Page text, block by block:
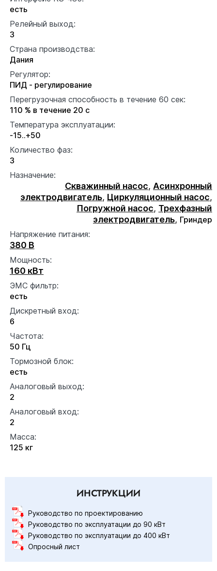
есть
Релейный выход:
3
Страна производства:
Дания
Регулятор:
ПИД - регулирование
Перегрузочная способность в течение 60 сек:
110 % в течение 20 с
Температура эксплуатации:
-15..+50
Количество фаз:
3
Назначение:
Скважинный насос, Асинхронный
электродвигатель, Циркуляционный насос,
Погружной насос, Трехфазный
электродвигатель, Гриндер
Напряжение питания:
380 В
Мощность:
160 кВт
ЭМС фильтр:
есть
Дискретный вход:
6
Частота:
50 Гц
Тормозной блок:
есть
Аналоговый выход:
2
Аналоговый вход:
2
Масса:
125 кг
ИНСТРУКЦИИ
Руководство по проектированию
Руководство по эксплуатации до 90 кВт
Руководство по эксплуатации до 400 кВт
Опросный лист